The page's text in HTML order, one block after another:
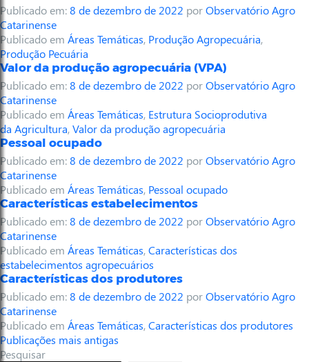
Publicado em:8 de dezembro de 2022 porObservatório Agro
Catarinense
Publicado em Áreas Temáticas, Produção Agropecuária,
Produção Pecuária
Valor da produção agropecuária (VPA)
Publicado em:8 de dezembro de 2022 porObservatório Agro
Catarinense
Publicado em Áreas Temáticas, Estrutura Socioprodutiva
da Agricultura,Valor da produção agropecuária
Pessoal ocupado
Publicado em:8 de dezembro de 2022 porObservatório Agro
Catarinense
Publicado em Áreas Temáticas, Pessoal ocupado
Características estabelecimentos
Publicado em:8 de dezembro de 2022 porObservatório Agro
Catarinense
Publicado em Áreas Temáticas,Características dos
estabelecimentos agropecuários
Características dos produtores
Publicado em:8 de dezembro de 2022 porObservatório Agro
Catarinense
Publicado em Áreas Temáticas,Características dos produtores
Publicações mais antigas
Pesquisar